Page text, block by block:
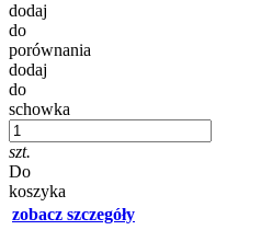
dodaj
do
porównania
dodaj
do
schowka
szt.
Do
koszyka
zobacz szczegóły